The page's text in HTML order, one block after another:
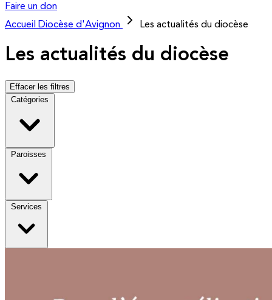
Faire un don
Accueil
Diocèse d'Avignon Les actualités du diocèse
Les actualités du diocèse
Effacer les filtres
Catégories
Paroisses
Services